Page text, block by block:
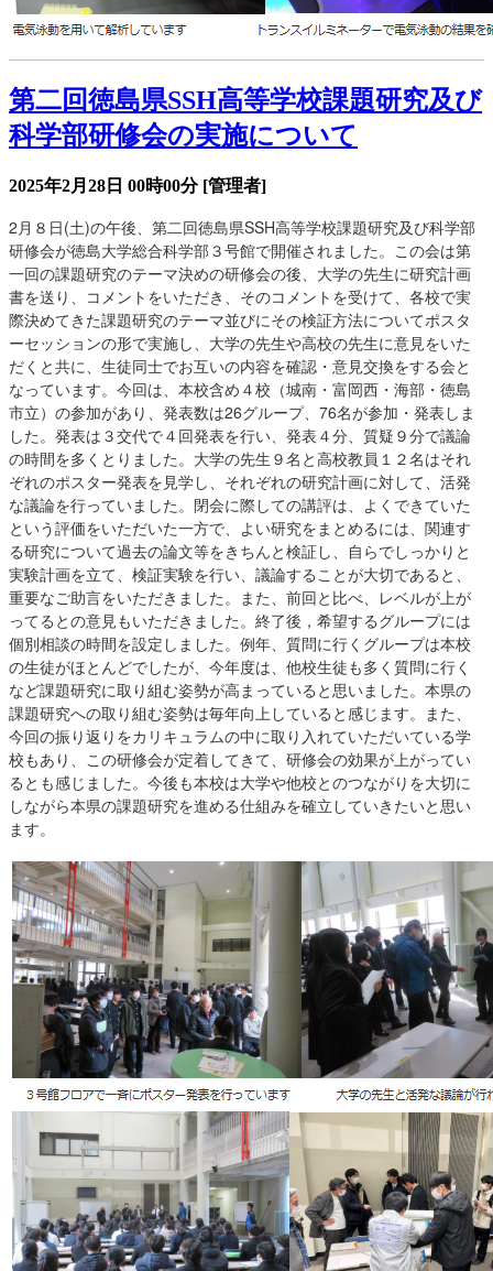
第二回徳島県SSH高等学校課題研究及び
科学部研修会の実施について
2025年2月28日 00時00分 [管理者]
2月８日(土)の午後、第二回徳島県SSH高等学校課題研究及び科学部
研修会が徳島大学総合科学部３号館で開催されました。この会は第
一回の課題研究のテーマ決めの研修会の後、大学の先生に研究計画
書を送り、コメントをいただき、そのコメントを受けて、各校で実
際決めてきた課題研究のテーマ並びにその検証方法についてポスタ
ーセッションの形で実施し、大学の先生や高校の先生に意見をいた
だくと共に、生徒同士でお互いの内容を確認・意見交換をする会と
なっています。今回は、本校含め４校（城南・富岡西・海部・徳島
市立）の参加があり、発表数は26グループ、76名が参加・発表しま
した。発表は３交代で４回発表を行い、発表４分、質疑９分で議論
の時間を多くとりました。大学の先生９名と高校教員１２名はそれ
ぞれのポスター発表を見学し、それぞれの研究計画に対して、活発
な議論を行っていました。閉会に際しての講評は、よくできていた
という評価をいただいた一方で、よい研究をまとめるには、関連す
る研究について過去の論文等をきちんと検証し、自らでしっかりと
実験計画を立て、検証実験を行い、議論することが大切であると、
重要なご助言をいただきました。また、前回と比べ、レベルが上が
ってるとの意見もいただきました。終了後，希望するグループには
個別相談の時間を設定しました。例年、質問に行くグループは本校
の生徒がほとんどでしたが、今年度は、他校生徒も多く質問に行く
など課題研究に取り組む姿勢が高まっていると思いました。本県の
課題研究への取り組む姿勢は毎年向上していると感じます。また、
今回の振り返りをカリキュラムの中に取り入れていただいている学
校もあり、この研修会が定着してきて、研修会の効果が上がってい
るとも感じました。今後も本校は大学や他校とのつながりを大切に
しながら本県の課題研究を進める仕組みを確立していきたいと思い
ます。